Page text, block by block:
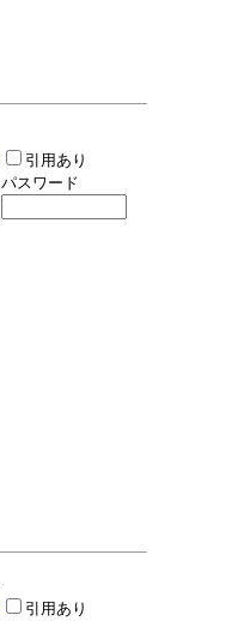
引用あり
パスワード
引用あり